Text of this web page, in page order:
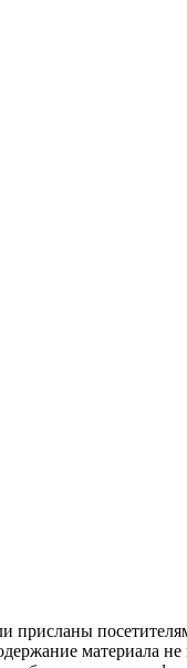
материала